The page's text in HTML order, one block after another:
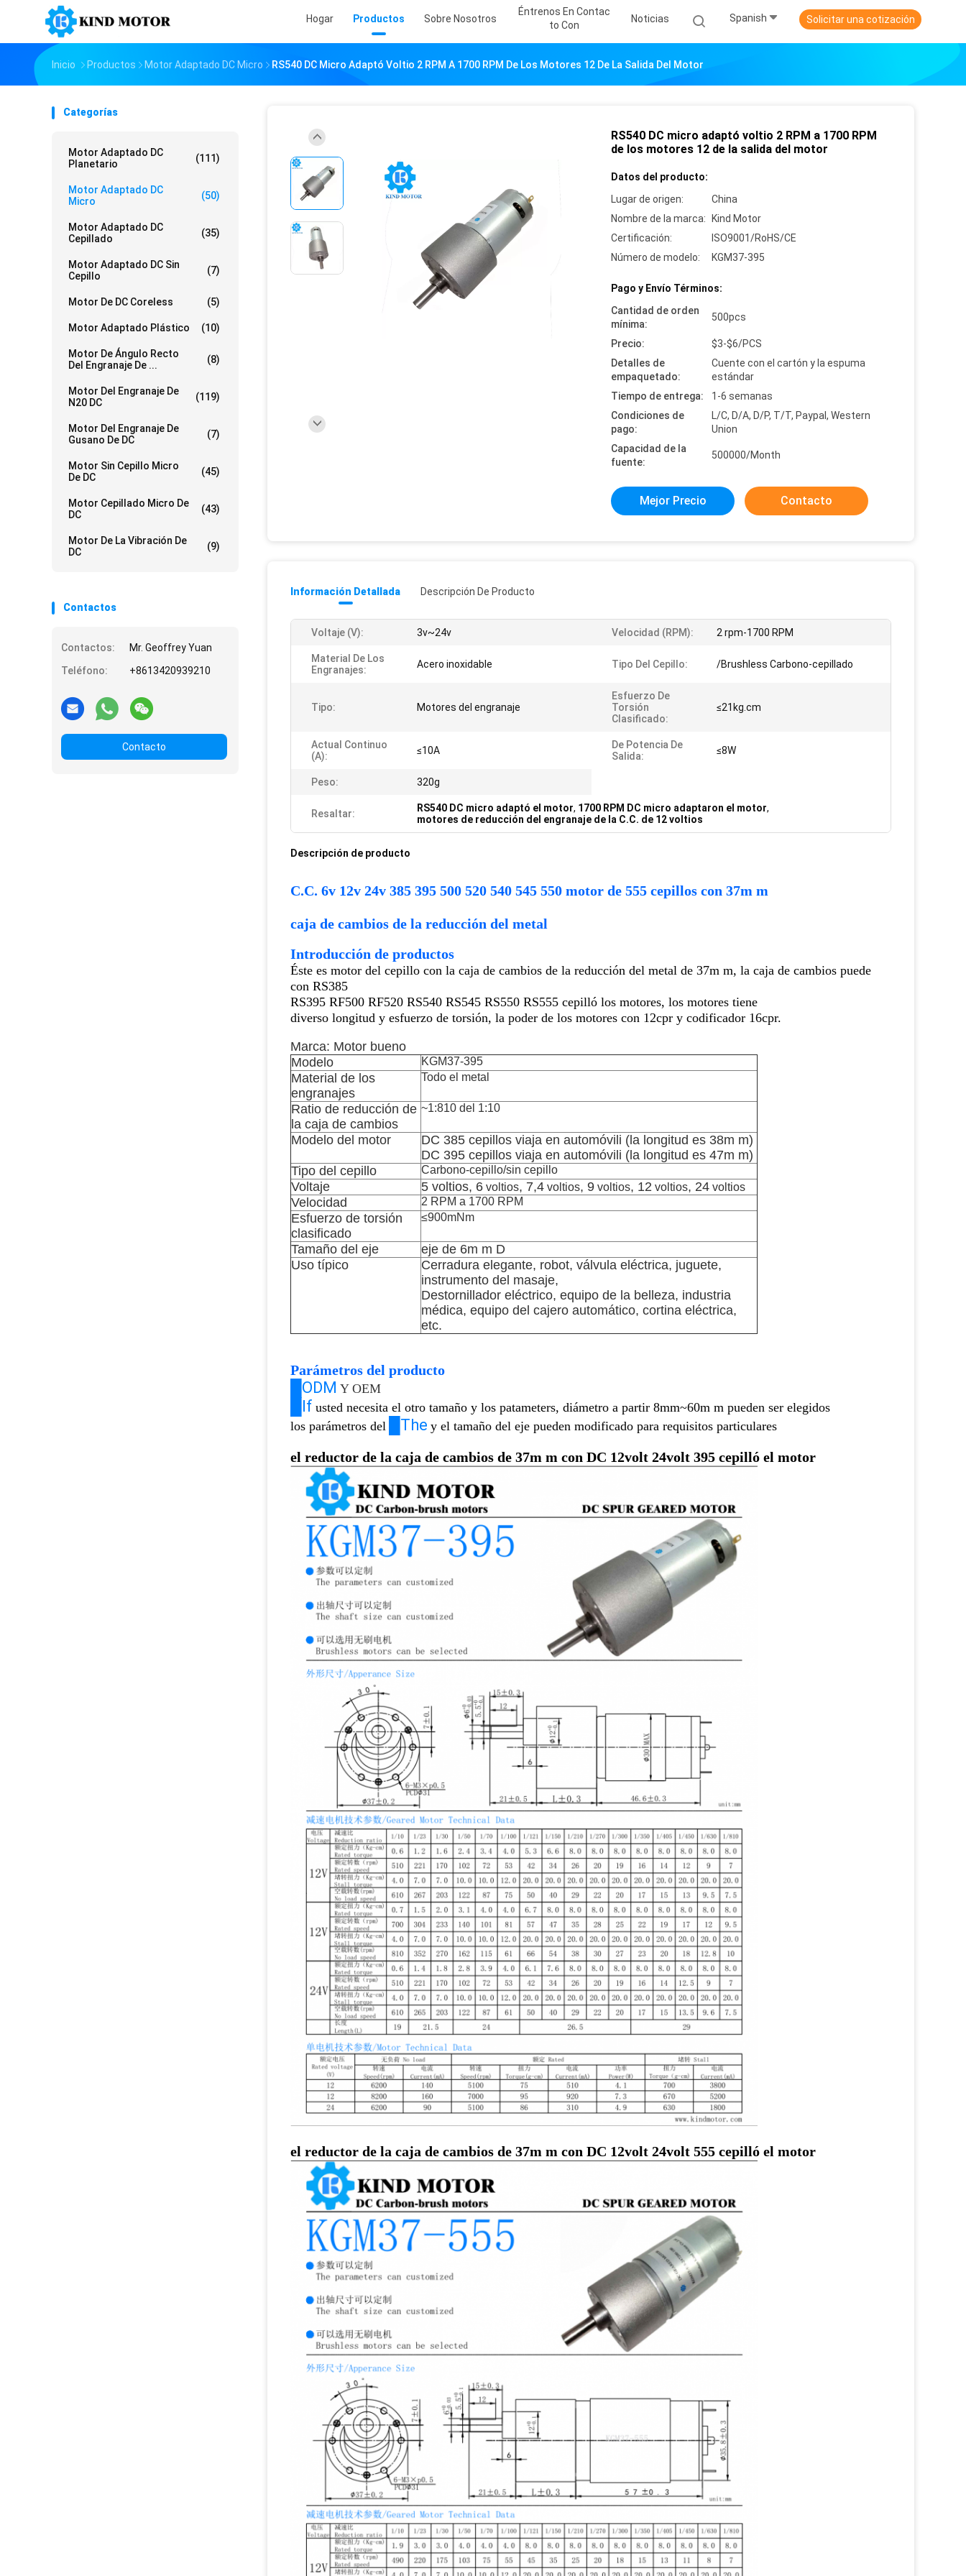
Hogar Productos Sobre Nosotros
Éntrenos En Contac
To Con
Noticias Spanish Solicitar una cotización
Inicio Productos Motor Adaptado DC Micro RS540 DC Micro Adaptó Voltio 2 RPM A 1700 RPM De Los Motores 12 De La Salida Del Motor
Categorías
Motor Adaptado DC
Planetario
(111)
Motor Adaptado DC
Micro
(50)
Motor Adaptado DC
Cepillado
(35)
Motor Adaptado DC Sin
Cepillo
(7)
Motor De DC Coreless (5)
Motor Adaptado Plástico (10)
Motor De Ángulo Recto
Del Engranaje De ...
(8)
Motor Del Engranaje De
N20 DC
(119)
Motor Del Engranaje De
Gusano De DC
(7)
Motor Sin Cepillo Micro
De DC
(45)
Motor Cepillado Micro De
DC
(43)
Motor De La Vibración De
DC
(9)
Contactos
Contactos:
Mr. Geoffrey Yuan
Teléfono:
+8613420939210
Contacto
RS540 DC micro adaptó voltio 2 RPM a 1700 RPM
de los motores 12 de la salida del motor
Datos del producto:
Lugar de origen:
China
Nombre de la marca:
Kind Motor
Certificación:
ISO9001/RoHS/CE
Número de modelo:
KGM37-395
Pago y Envío Términos:
Cantidad de orden
mínima:
500pcs
Precio:
$3-$6/PCS
Detalles de
empaquetado:
Cuente con el cartón y la espuma
estándar
Tiempo de entrega:
1-6 semanas
Condiciones de
pago:
L/C, D/A, D/P, T/T, Paypal, Western
Union
Capacidad de la
fuente:
500000/Month
Mejor Precio Contacto
Información Detallada Descripción De Producto
Voltaje (v): 3v~24v Velocidad (RPM): 2 rpm-1700 RPM
Material De Los
Engranajes:
Acero inoxidable Tipo Del Cepillo: /Brushless Carbono-cepillado
Tipo: Motores del engranaje
Esfuerzo De
Torsión
Clasificado:
≤21kg.cm
Actual Continuo
(a):
≤10A
De Potencia De
Salida:
≤8W
Peso: 320g
Resaltar: RS540 DC micro adaptó el motor, 1700 RPM DC micro adaptaron el motor,
motores de reducción del engranaje de la C.C. de 12 voltios
Descripción de producto
C.C. 6v 12v 24v 385 395 500 520 540 545 550 motor de 555 cepillos con 37m m
caja de cambios de la reducción del metal
Introducción de productos
Éste es motor del cepillo con la caja de cambios de la reducción del metal de 37m m, la caja de cambios puede
con RS385
RS395 RF500 RF520 RS540 RS545 RS550 RS555 cepilló los motores, los motores tiene
diverso longitud y esfuerzo de torsión, la poder de los motores con 12cpr y codificador 16cpr.
Marca: Motor bueno
Modelo
KGM37-395
Material de los
engranajes
Todo el metal
Ratio de reducción de
la caja de cambios
~1:810 del 1:10
Modelo del motor
DC 385 cepillos viaja en automóvili (la longitud es 38m m)
DC 395 cepillos viaja en automóvili (la longitud es 47m m)
Tipo del cepillo
Carbono-cepillo/sin cepillo
Voltaje 5 voltios, 6 voltios, 7,4 voltios, 9 voltios, 12 voltios, 24 voltios
Velocidad 2 RPM a 1700 RPM
Esfuerzo de torsión
clasificado
≤900mNm
Tamaño del eje
eje de 6m m D
Uso típico
Cerradura elegante, robot, válvula eléctrica, juguete,
instrumento del masaje,
Destornillador eléctrico, equipo de la belleza, industria
médica, equipo del cajero automático, cortina eléctrica,
etc.
Parámetros del producto
█ODM Y OEM
█If usted necesita el otro tamaño y los patameters, diámetro a partir 8mm~60m m pueden ser elegidos
los parámetros del
█The y el tamaño del eje pueden modificado para requisitos particulares
el reductor de la caja de cambios de 37m m con DC 12volt 24volt 395 cepilló el motor
el reductor de la caja de cambios de 37m m con DC 12volt 24volt 555 cepilló el motor